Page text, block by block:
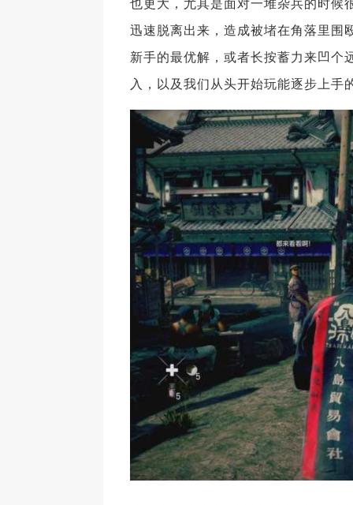
迅速脱离出来，造成被堵在角落里围
新手的最优解，或者长按蓄力来凹个
入，以及我们从头开始玩能逐步上